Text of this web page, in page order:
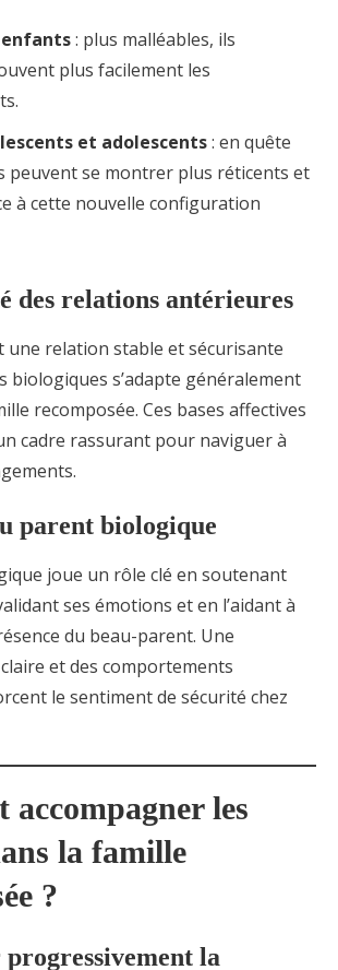
enfants: plus malléables, ils
plus facilement les
et adolescents: en quête
peuvent se montrer plus réticents et
à cette nouvelle configuration
des relations antérieures
une relation stable et sécurisante
biologiques s’adapte généralement
recomposée. Ces bases affectives
cadre rassurant pour naviguer à
parent biologique
joue un rôle clé en soutenant
ses émotions et en l’aidant à
du beau-parent. Une
et des comportements
le sentiment de sécurité chez
accompagner les
la famille
?
la